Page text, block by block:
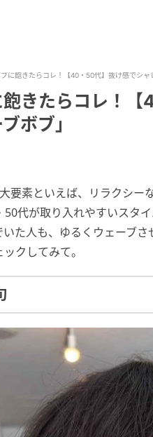
に飽きたらコレ！【40・50代】抜け感でシャ
きたらコレ！
ボブ」
要素といえば、リラクシー
50代が取り入れやすいスタ
た人も、ゆるくウェーブ
クしてみて。